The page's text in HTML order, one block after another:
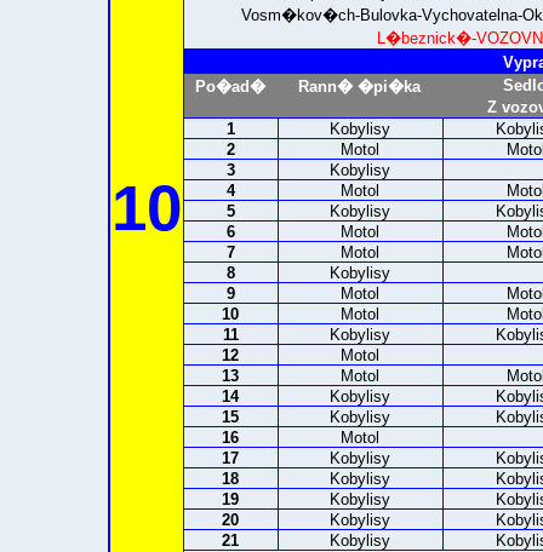
10
Vosm�kov�ch-Bulovka-Vychovatelna-
L�beznick�-
Po�ad�
Rann� �pi�ka
Z
1
Kobylisy
2
Motol
3
Kobylisy
4
Motol
5
Kobylisy
6
Motol
7
Motol
8
Kobylisy
9
Motol
10
Motol
11
Kobylisy
12
Motol
13
Motol
14
Kobylisy
15
Kobylisy
16
Motol
17
Kobylisy
18
Kobylisy
19
Kobylisy
20
Kobylisy
21
Kobylisy